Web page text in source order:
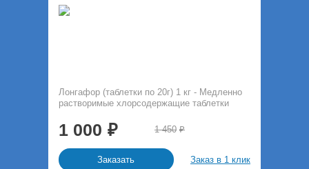
Лонгафор (таблетки по 20г) 1 кг - Медленно
растворимые хлорсодержащие таблетки
1 000 1 450
Заказать Заказ в 1 клик